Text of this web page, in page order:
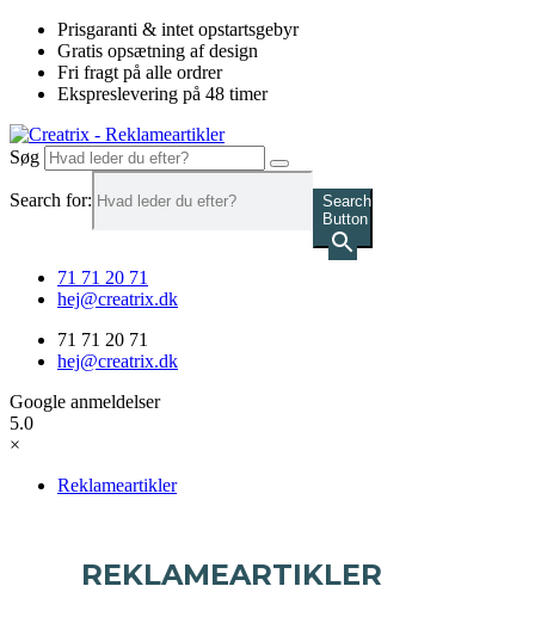
Videre
indhold
Prisgaranti & intet opstartsgebyr
Gratis opsætning af design
Fri fragt på alle ordrer
Ekspreslevering på 48 timer
Søg
Search for:
Search
Button
71 71 20 71
hej@creatrix.dk
71 71 20 71
hej@creatrix.dk
Google anmeldelser
5.0
×
Reklameartikler
REKLAMEARTIKLER